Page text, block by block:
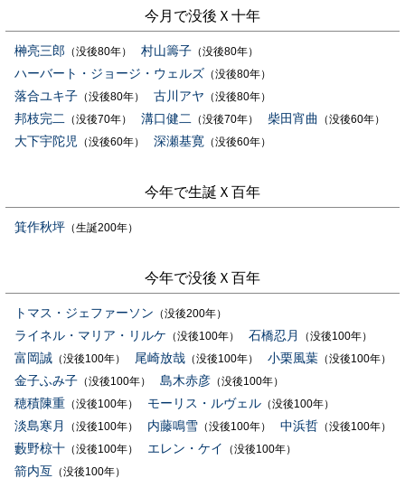
今月で没後Ｘ十年
榊亮三郎 （没後80年） 村山籌子 （没後80年）
ハーバート・ジョージ・ウェルズ （没後80年）
落合ユキ子 （没後80年） 古川アヤ （没後80年）
邦枝完二 （没後70年） 溝口健二 （没後70年） 柴田宵曲 （没後60年）
大下宇陀児 （没後60年） 深瀬基寛 （没後60年）
今年で生誕Ｘ百年
箕作秋坪 （生誕200年）
今年で没後Ｘ百年
トマス・ジェファーソン （没後200年）
ライネル・マリア・リルケ （没後100年） 石橋忍月 （没後100年）
富岡誠 （没後100年） 尾崎放哉 （没後100年） 小栗風葉 （没後100年）
金子ふみ子 （没後100年） 島木赤彦 （没後100年）
穂積陳重 （没後100年） モーリス・ルヴェル （没後100年）
淡島寒月 （没後100年） 内藤鳴雪 （没後100年） 中浜哲 （没後100年）
藪野椋十 （没後100年） エレン・ケイ （没後100年）
箭内亙 （没後100年）